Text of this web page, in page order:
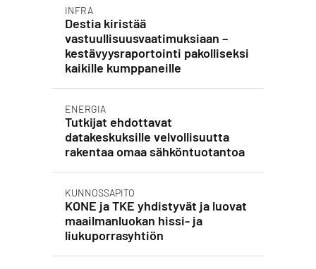
INFRA
Destia kiristää
vastuullisuusvaatimuksiaan –
kestävyysraportointi pakolliseksi
kaikille kumppaneille
ENERGIA
Tutkijat ehdottavat
datakeskuksille velvollisuutta
rakentaa omaa sähköntuotantoa
KUNNOSSAPITO
KONE ja TKE yhdistyvät ja luovat
maailmanluokan hissi- ja
liukuporrasyhtiön